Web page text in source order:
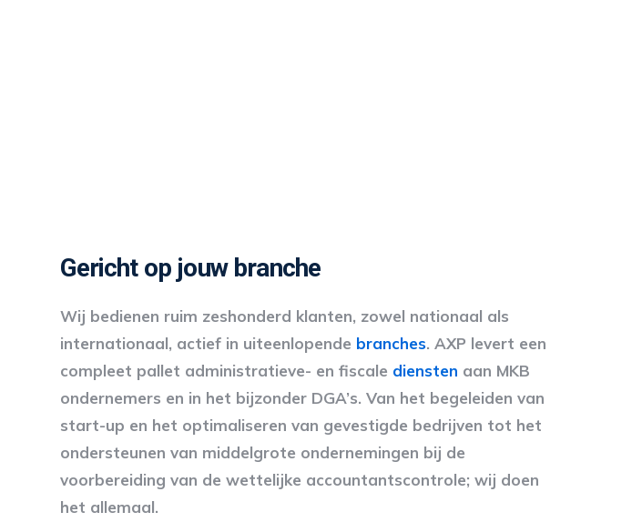
Gericht op jouw branche
Wij bedienen ruim zeshonderd klanten, zowel nationaal als
internationaal, actief in uiteenlopende branches. AXP levert een
compleet pallet administratieve- en fiscale diensten aan MKB
ondernemers en in het bijzonder DGA’s. Van het begeleiden van
start-up en het optimaliseren van gevestigde bedrijven tot het
ondersteunen van middelgrote ondernemingen bij de
voorbereiding van de wettelijke accountantscontrole; wij doen
het allemaal.